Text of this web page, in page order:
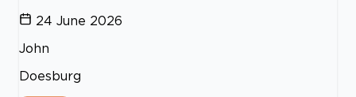
24 June 2026
John
Doesburg